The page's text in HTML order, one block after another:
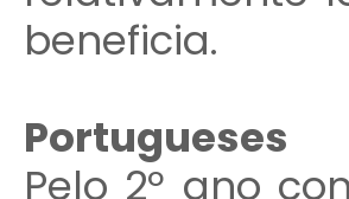
beneficia.
Portugueses
Pelo 2º ano